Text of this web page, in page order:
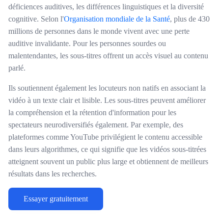
déficiences auditives, les différences linguistiques et la diversité
cognitive. Selon l'Organisation mondiale de la Santé, plus de 430
millions de personnes dans le monde vivent avec une perte
auditive invalidante. Pour les personnes sourdes ou
malentendantes, les sous-titres offrent un accès visuel au contenu
parlé.
Ils soutiennent également les locuteurs non natifs en associant la
vidéo à un texte clair et lisible. Les sous-titres peuvent améliorer
la compréhension et la rétention d'information pour les
spectateurs neurodiversifiés également. Par exemple, des
plateformes comme YouTube privilégient le contenu accessible
dans leurs algorithmes, ce qui signifie que les vidéos sous-titrées
atteignent souvent un public plus large et obtiennent de meilleurs
résultats dans les recherches.
Essayer gratuitement